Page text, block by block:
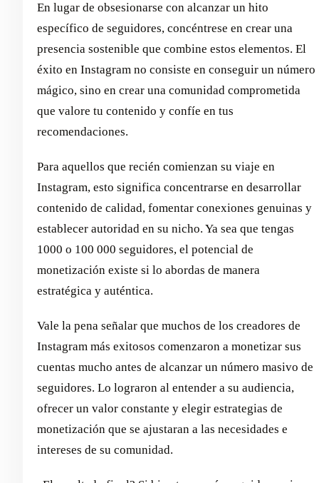
En lugar de obsesionarse con alcanzar un hito
específico de seguidores, concéntrese en crear una
presencia sostenible que combine estos elementos. El
éxito en Instagram no consiste en conseguir un número
mágico, sino en crear una comunidad comprometida
que valore tu contenido y confíe en tus
recomendaciones.
Para aquellos que recién comienzan su viaje en
Instagram, esto significa concentrarse en desarrollar
contenido de calidad, fomentar conexiones genuinas y
establecer autoridad en su nicho. Ya sea que tengas
1000 o 100 000 seguidores, el potencial de
monetización existe si lo abordas de manera
estratégica y auténtica.
Vale la pena señalar que muchos de los creadores de
Instagram más exitosos comenzaron a monetizar sus
cuentas mucho antes de alcanzar un número masivo de
seguidores. Lo lograron al entender a su audiencia,
ofrecer un valor constante y elegir estrategias de
monetización que se ajustaran a las necesidades e
intereses de su comunidad.